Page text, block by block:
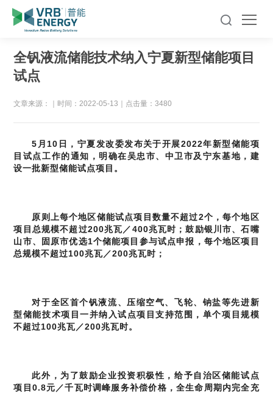
全钒液流储能技术纳入宁夏新型储能项目
试点
文章来源： 时间：2022-05-13 点击量：3480
5 月10日，宁夏发改委发布关于开展2022年新型储能项
目试点工作的通知，明确在吴忠市、中卫市及宁东基地，建
设一批新型储能试点项目。
原则上每个地区储能试点项目数量不超过2个，每个地区
项目总规模不超过200兆瓦／400兆瓦时；鼓励银川市、石嘴
山市、固原市优选1个储能项目参与试点申报，每个地区项目
总规模不超过100兆瓦／200兆瓦时；
对于全区首个钒液流、压缩空气、飞轮、钠盐等先进新
型储能技术项目一并纳入试点项目支持范围，单个项目规模
不超过100兆瓦／200兆瓦时。
此外，为了鼓励企业投资积极性，给予自治区储能试点
项目0.8元／千瓦时调峰服务补偿价格，全生命周期内完全充